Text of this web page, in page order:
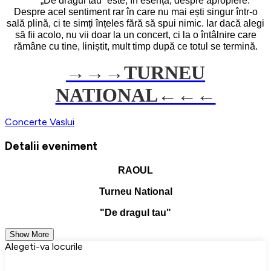
Despre acel sentiment rar în care nu mai ești singur într-o
sală plină, ci te simți înțeles fără să spui nimic. Iar dacă alegi
să fii acolo, nu vii doarla un concert, ci la o întâlnire care
rămâne cu tine, liniștit, mult timp după ce totul se termină.
→→→TURNEU
NATIONAL←←←
Concerte Vaslui
Detalii eveniment
RAOUL
Turneu National
"De dragul tau"
Show More
Alegeti-va locurile